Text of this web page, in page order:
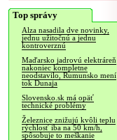
Top správy
Alza nasadila dve novinky,
jednu užitočnú a jednu
kontroverznú
Maďarsko jadrovú elektráreň
nakoniec kompletne
neodstavilo, Rumunsko mení
tok Dunaja
Slovensko.sk má opäť
technické problémy
Železnice znižujú kvôli teplu
rýchlosť iba na 50 km/h,
spôsobuje to meškanie